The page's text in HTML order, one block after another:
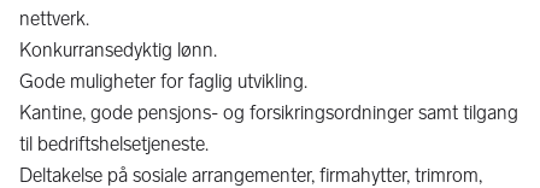
nettverk.
Konkurransedyktig lønn.
Gode muligheter for faglig utvikling.
Kantine, gode pensjons- og forsikringsordninger samt tilgang
til bedriftshelsetjeneste.
Deltakelse på sosiale arrangementer, firmahytter, trimrom,